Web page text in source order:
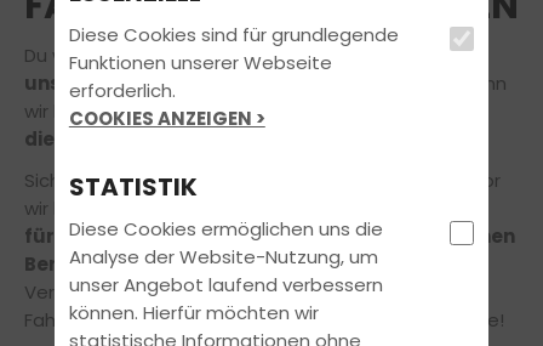
Du würdest gerne Deine Ausbildungbei einem
unserer Fahrprofis
absolvieren? Das freut uns, denn
wir lieben unseren Job und möchten auch Dir gerne
die Freude am Fahren
Sicher hast du noch die ein oder andere Frage, bevor
wir loslegen! Gerne nehmen
für Dichund Dein Anliegenin einem unverbindlichen
Beratungsgespräch!
Vereinbare jetzt online einen Termin in unserer
Fahrschule – ganz einfach und bequem von zuhause!
Diese Cookies sind für grundlegende
Funktionen unserer Webseite
erforderlich.
COOKIES ANZEIGEN >
STATISTIK
Diese Cookies ermöglichen uns die
Analyse der Website-Nutzung, um
unser Angebot laufend verbessern
können. Hierfür möchten wir
statistische Informationen ohne